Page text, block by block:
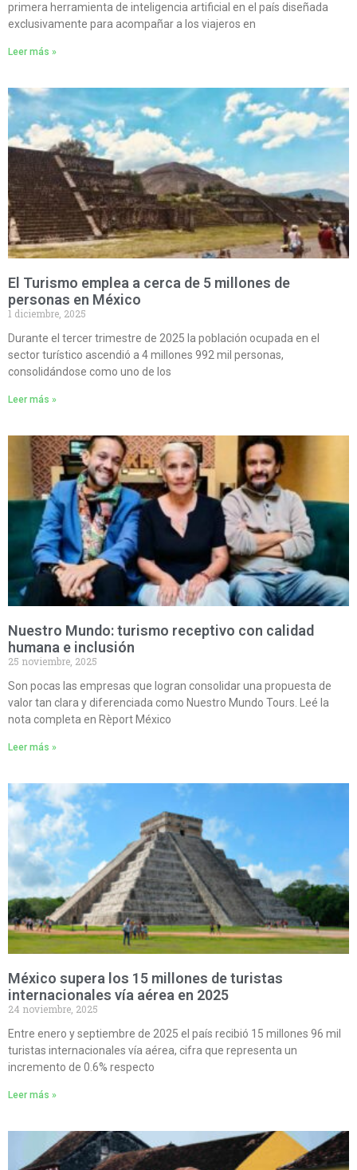
primera herramienta de inteligencia artificial en el país diseñada
exclusivamente para acompañar a los viajeros en
Leer más »
El Turismo emplea a cerca de 5 millones de
personas en México
1 diciembre, 2025
Durante el tercer trimestre de 2025 la población ocupada en el
sector turístico ascendió a 4 millones 992 mil personas,
consolidándose como uno de los
Leer más »
Nuestro Mundo: turismo receptivo con calidad
humana e inclusión
25 noviembre, 2025
Son pocas las empresas que logran consolidar una propuesta de
valor tan clara y diferenciada como Nuestro Mundo Tours. Leé la
nota completa en Rèport México
Leer más »
México supera los 15 millones de turistas
internacionales vía aérea en 2025
24 noviembre, 2025
Entre enero y septiembre de 2025 el país recibió 15 millones 96 mil
turistas internacionales vía aérea, cifra que representa un
incremento de 0.6% respecto
Leer más »